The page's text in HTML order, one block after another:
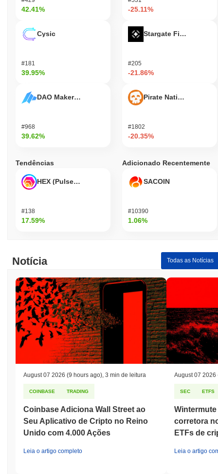
42.41%
Cysic
#181
39.95%
DAO Maker Token
#968
39.62%
-25.11%
Stargate Finance
#205
-21.86%
Pirate Nation Token
#1802
-20.35%
Tendências
HEX (Pulsechain)
#138
17.59%
Adicionado Recentemente
SACOIN
#10390
1.06%
Notícia Todas as Notícias
August 07 2026 (9 hours ago) 3 min de leitura
COINBASE TRADING
Coinbase Adiciona Wall Street ao
Seu Aplicativo de Cripto no Reino
Unido com 4.000 Ações
Leia o artigo completo
August 07 2026
SEC ETFS
corretora
ETFs de
Leia o artigo